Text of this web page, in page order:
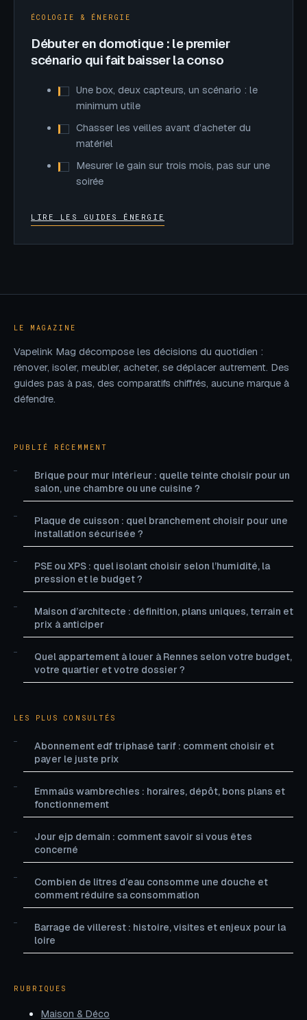
ÉCOLOGIE & ÉNERGIE
Débuter en domotique : le premier
scénario qui fait baisser la conso
Une box, deux capteurs, un scénario : le
minimum utile
Chasser les veilles avant d’acheter du
matériel
Mesurer le gain sur trois mois, pas sur une
soirée
LIRE LES GUIDES ÉNERGIE
LE MAGAZINE
Vapelink Mag décompose les décisions du quotidien :
rénover, isoler, meubler, acheter, se déplacer autrement. Des
guides pas à pas, des comparatifs chiffrés, aucune marque à
défendre.
PUBLIÉ RÉCEMMENT
Brique pour mur intérieur : quelle teinte choisir pour un
salon, une chambre ou une cuisine ?
Plaque de cuisson : quel branchement choisir pour une
installation sécurisée ?
PSE ou XPS : quel isolant choisir selon l’humidité, la
pression et le budget ?
Maison d’architecte : définition, plans uniques, terrain et
prix à anticiper
Quel appartement à louer à Rennes selon votre budget,
votre quartier et votre dossier ?
LES PLUS CONSULTÉS
Abonnement edf triphasé tarif : comment choisir et
payer le juste prix
Emmaüs wambrechies : horaires, dépôt, bons plans et
fonctionnement
Jour ejp demain : comment savoir si vous êtes
concerné
Combien de litres d’eau consomme une douche et
comment réduire sa consommation
Barrage de villerest : histoire, visites et enjeux pour la
loire
RUBRIQUES
Maison & Déco